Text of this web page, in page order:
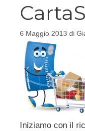
6 Maggio 2013 di
Iniziamo con il